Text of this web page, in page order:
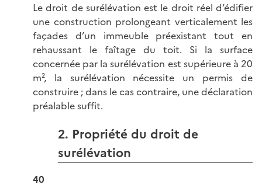
Le droit de surélévation est le droit réel d’édifier
une construction prolongeant verticalement les
façades d’un immeuble préexistant tout en
rehaussant le faîtage du toit. Si la surface
concernée par la surélévation est supérieure à 20
m², la surélévation nécessite un permis de
construire ; dans le cas contraire, une déclaration
préalable suffit.
2. Propriété du droit de
surélévation
40